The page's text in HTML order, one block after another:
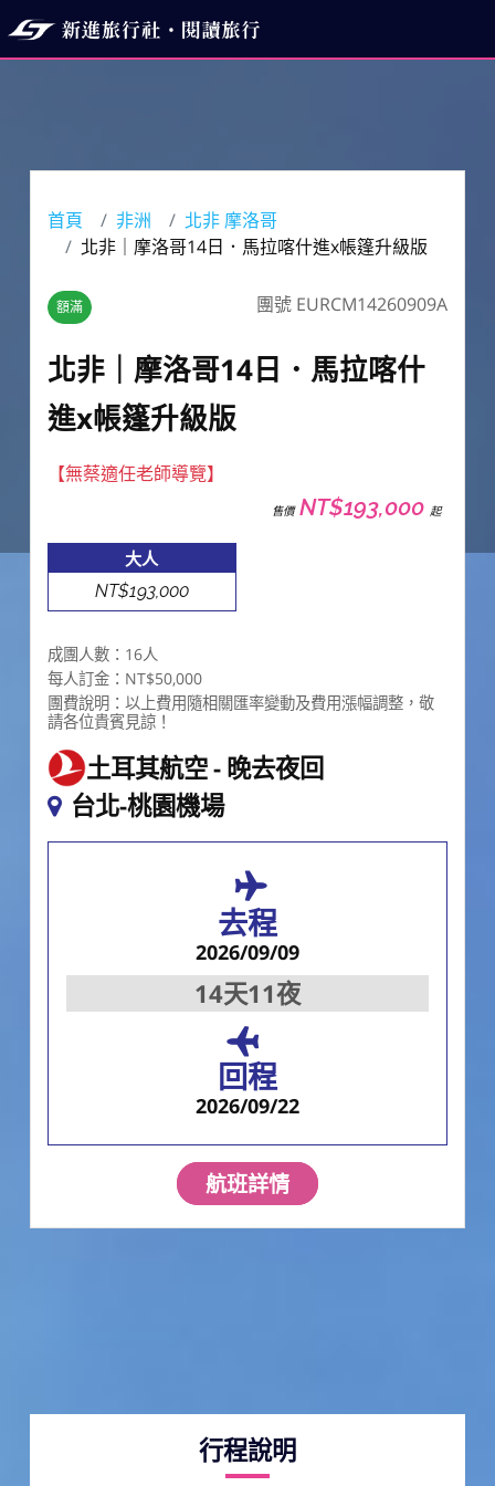
首頁 非洲
北非 摩洛哥
北非｜摩洛哥14日．馬拉喀什進x帳篷升級版
額滿 團號 EURCM14260909A
北非｜摩洛哥14日．馬拉喀什
進x帳篷升級版
【無蔡適任老師導覽】
售價NT$193,000 起
大人
NT$193,000
成團人數：16人
每人訂金：NT$50,000
團費說明：以上費用隨相關匯率變動及費用漲幅調整，敬
請各位貴賓見諒！
土耳其航空 晚去夜回
台北-桃園機場
去程
2026/09/09
14天11夜
回程
2026/09/22
航班詳情
行程說明